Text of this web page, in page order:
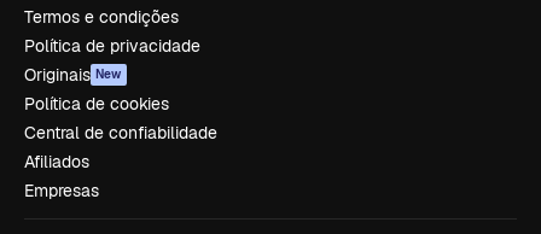
Termos e condições
Política de privacidade
Originais New
Política de cookies
Central de confiabilidade
Afiliados
Empresas